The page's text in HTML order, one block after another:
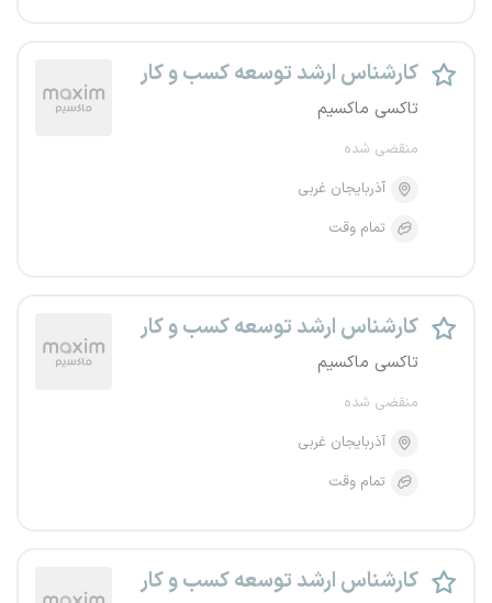
کارشناس ارشد توسعه کسب و کار
تاکسی ماکسیم
منقضی شده
آذربایجان غربی
تمام وقت
کارشناس ارشد توسعه کسب و کار
تاکسی ماکسیم
منقضی شده
آذربایجان غربی
تمام وقت
کارشناس ارشد توسعه کسب و کار